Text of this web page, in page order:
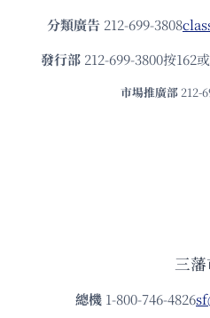
分類廣告 212-699-3808
發⾏部 212-699-3800按162
市場推廣部 212-
三
總機 1-800-746-4826